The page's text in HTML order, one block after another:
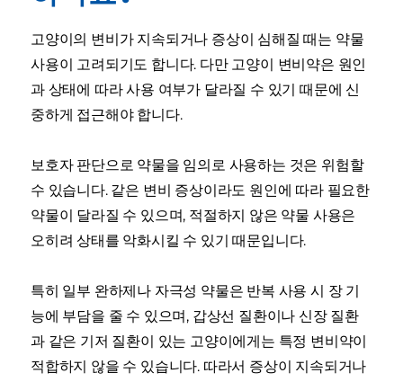
고양이의 변비가 지속되거나 증상이 심해질 때는 약물
사용이 고려되기도 합니다. 다만 고양이 변비약은 원인
과 상태에 따라 사용 여부가 달라질 수 있기 때문에 신
중하게 접근해야 합니다.
보호자 판단으로 약물을 임의로 사용하는 것은 위험할
수 있습니다. 같은 변비 증상이라도 원인에 따라 필요한
약물이 달라질 수 있으며, 적절하지 않은 약물 사용은
오히려 상태를 악화시킬 수 있기 때문입니다.
특히 일부 완하제나 자극성 약물은 반복 사용 시 장 기
능에 부담을 줄 수 있으며, 갑상선 질환이나 신장 질환
과 같은 기저 질환이 있는 고양이에게는 특정 변비약이
적합하지 않을 수 있습니다. 따라서 증상이 지속되거나